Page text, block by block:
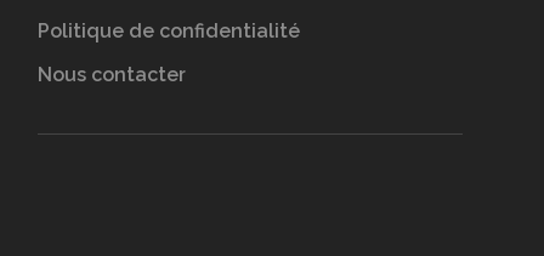
Politique de confidentialité
Nous contacter